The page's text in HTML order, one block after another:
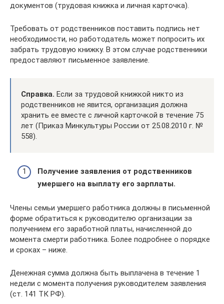
документов (трудовая книжка и личная карточка).
Требовать от родственников поставить подпись нет
необходимости, но работодатель может попросить их
забрать трудовую книжку. В этом случае родственники
предоставляют письменное заявление.
Справка. Если за трудовой книжкой никто из
родственников не явится, организация должна
хранить ее вместе с личной карточкой в течение 75
лет (Приказ Минкультуры России от 25.08.2010 г. №
558).
Получение заявления от родственников
умершего на выплату его зарплаты.
Члены семьи умершего работника должны в письменной
форме обратиться к руководителю организации за
получением его заработной платы, начисленной до
момента смерти работника. Более подробнее о порядке
и сроках – ниже.
Денежная сумма должна быть выплачена в течение 1
недели с момента получения руководителем заявления
(ст. 141 ТК РФ).